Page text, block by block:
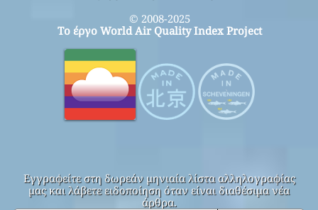
© 2008-2025
Το έργο World Air Quality Index Project
Εγγραφείτε στη δωρεάν μηνιαία λίστα αλληλογραφίας
μας και λάβετε ειδοποίηση όταν είναι διαθέσιμα νέα
άρθρα.